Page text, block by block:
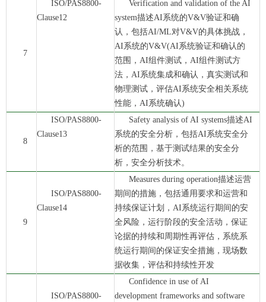
7
ISO/PAS8800-
Clause12
Verification and validation of the AI
system描述AI系统的V&V验证和确
认，包括AI/ML对V&V的具体挑战，
AI系统的V&V(AI系统验证和确认的
范围，AI组件测试，AI组件测试方
法，AI系统集成和确认，真实测试和
物理测试，评估AI系统安全相关系统
性能，AI系统确认)
8
ISO/PAS8800-
Clause13
Safety analysis of AI systems描述AI
系统的安全分析，包括AI系统安全分
析的范围，基于测试结果的安全分
析，安全分析技术。
9
ISO/PAS8800-
Clause14
Measures during operation描述运营
期间的措施，包括通用要求和运营和
持续保证计划，AI系统运行期间的安
全风险，运行阶段的安全活动，保证
论据的持续和周期性再评估，系统系
统运行期间的保证安全措施，现场数
据收集，评估和持续性开发
ISO/PAS8800-
Confidence in use of AI
development frameworks and software